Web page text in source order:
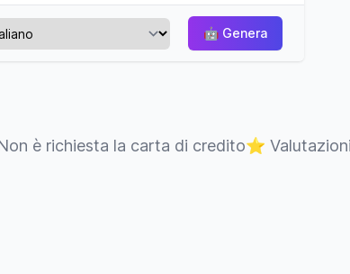
🤖 Genera
è richiesta la carta di credito⭐